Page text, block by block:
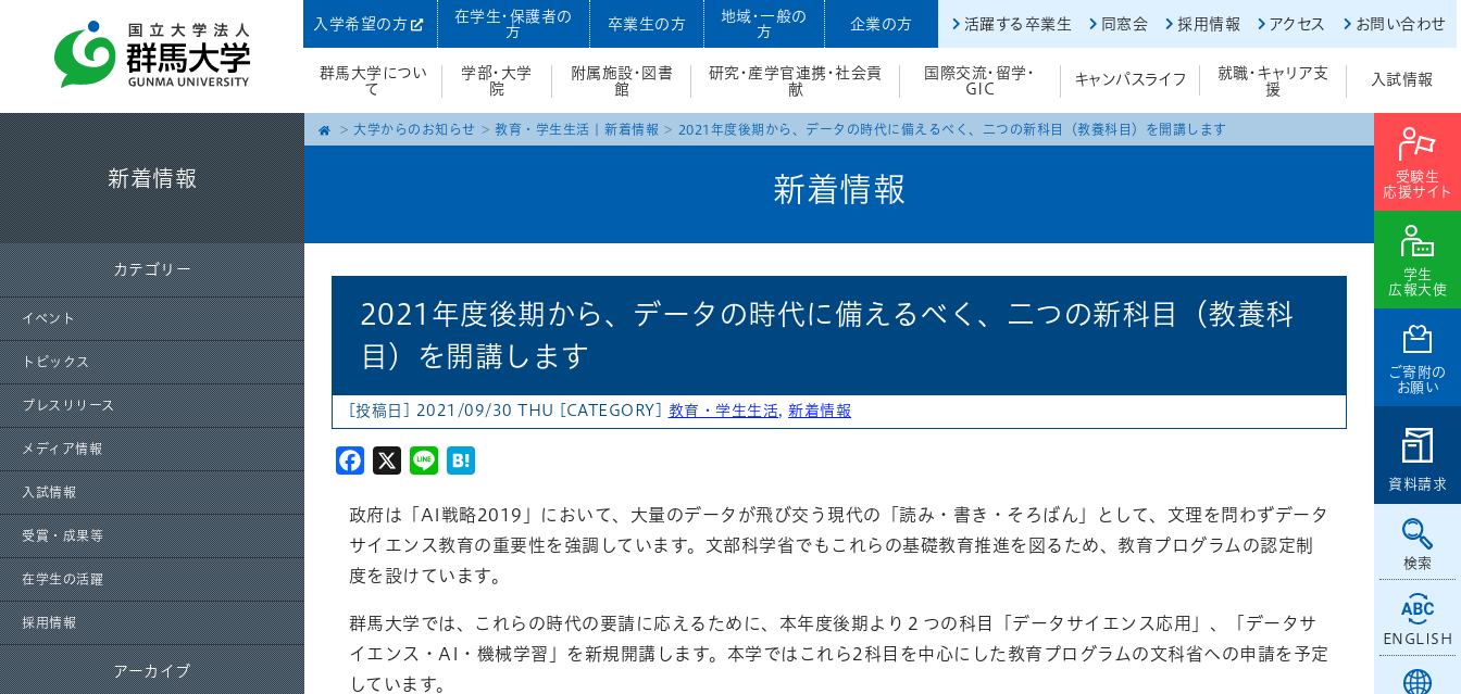
入学希望の方
在学生・保護者の
方
卒業生の方
地域・一般の
方
企業の方 活躍する卒業生 同窓会 採用情報 アクセス お問い合わせ
群馬大学につい
て
学部・大学
院
附属施設・図書
館
研究・産学官連携・社会貢
献
国際交流・留学・
GIC
キャンパスライフ
就職・キャリア支
援
入試情報
受験生
応援サイト
学生
広報大使
ご寄附の
お願い
資料請求
検索
ENGLISH
新着情報
カテゴリー
イベント
トピックス
プレスリリース
メディア情報
入試情報
受賞・成果等
在学生の活躍
採用情報
アーカイブ
大学からのお知らせ 教育・学生生活 新着情報 2021年度後期から、データの時代に備えるべく、二つの新科目（教養科目）を開講します
新着情報
2021年度後期から、データの時代に備えるべく、二つの新科目（教養科
目）を開講します
[投稿日] 2021/09/30 THU [CATEGORY] 教育・学生生活,新着情報
Facebook
X Line
政府は「AI戦略2019」において、大量のデータが飛び交う現代の「読み・書き・そろばん」として、文理を問わずデータ
サイエンス教育の重要性を強調しています。文部科学省でもこれらの基礎教育推進を図るため、教育プログラムの認定制
度を設けています。
群馬大学では、これらの時代の要請に応えるために、本年度後期より２つの科目「データサイエンス応用」、「データサ
イエンス・AI・機械学習」を新規開講します。本学ではこれら2科目を中心にした教育プログラムの文科省への申請を予定
しています。